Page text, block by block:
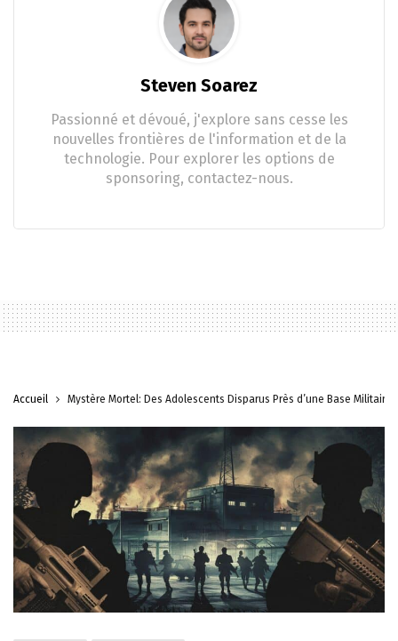
Steven Soarez
Passionné et dévoué, j'explore sans cesse les
nouvelles frontières de l'information et de la
technologie. Pour explorer les options de
sponsoring, contactez-nous.
Accueil Mystère Mortel: Des Adolescents Disparus Près d’une Base Militaire